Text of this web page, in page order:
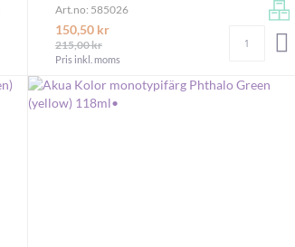
LÄGG I VARUKORGEN
Art.no: 585026
150,50 kr
215,00 kr
Pris inkl. moms